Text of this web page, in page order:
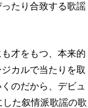
たり合致する歌謡
才をもつ、本来的
カルで当たりを取
のだから、デビュ
た叙情派歌謡の歌